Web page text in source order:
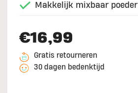
Makkelijk mixbaar poeder
€16,99
Gratis retourneren
30 dagen bedenktijd